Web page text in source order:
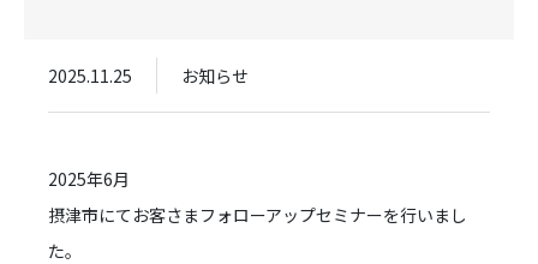
2025.11.25 お知らせ
2025年6月
摂津市にてお客さまフォローアップセミナーを行いまし
た。